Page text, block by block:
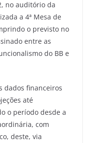
no auditório da
a 4ª Mesa de
o previsto no
entre as
do BB e
dados financeiros
até
o período desde a
com
deste, via